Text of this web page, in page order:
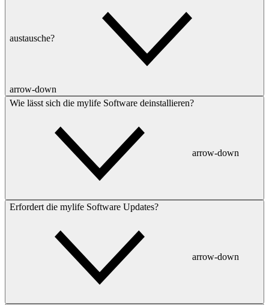
austausche?
arrow-down
Wie lässt sich die mylife Software deinstallieren?
arrow-down
Erfordert die mylife Software Updates?
arrow-down